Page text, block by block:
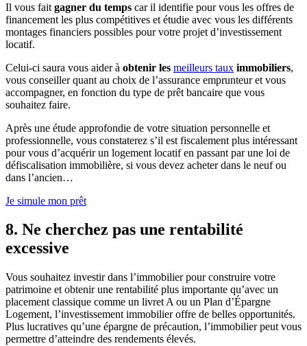
Il vous fait gagner du temps car il identifie pour vous les offres de
financement les plus compétitives et étudie avec vous les différents
montages financiers possibles pour votre projet d’investissement
locatif.
Celui-ci saura vous aider à obtenir les meilleurs taux immobiliers,
vous conseiller quant au choix de l’assurance emprunteur et vous
accompagner, en fonction du type de prêt bancaire que vous
souhaitez faire.
Après une étude approfondie de votre situation personnelle et
professionnelle, vous constaterez s’il est fiscalement plus intéressant
pour vous d’acquérir un logement locatif en passant par une loi de
défiscalisation immobilière, si vous devez acheter dans le neuf ou
dans l’ancien…
Je simule mon prêt
8. Ne cherchez pas une rentabilité
excessive
Vous souhaitez investir dans l’immobilier pour construire votre
patrimoine et obtenir une rentabilité plus importante qu’avec un
placement classique comme un livret A ou un Plan d’Épargne
Logement, l’investissement immobilier offre de belles opportunités.
Plus lucratives qu’une épargne de précaution, l’immobilier peut vous
permettre d’atteindre des rendements élevés.